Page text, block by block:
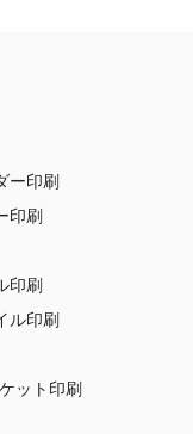
ー印刷
印刷
印刷
ル印刷
ット印刷